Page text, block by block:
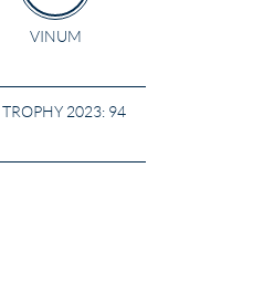
VINUM
TROPHY 2023: 94